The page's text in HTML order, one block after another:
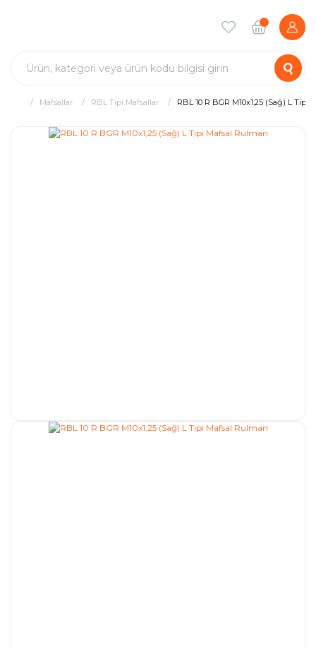
Mafsallar RBL Tipi Mafsallar RBL 10 R BGR M10x1,25 (Sağ) L Tipi